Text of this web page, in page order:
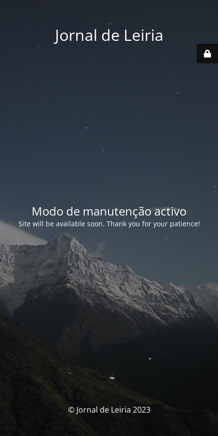
Jornal de Leiria
Modo de manutenção activo
Site will be available soon. Thank you for your patience!
© Jornal de Leiria 2023